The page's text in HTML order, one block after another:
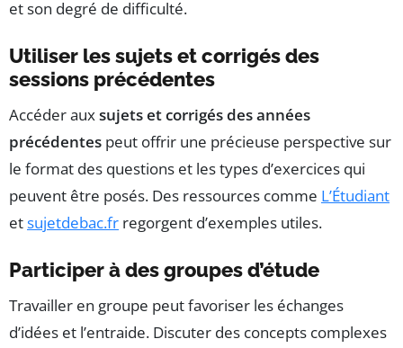
et son degré de difficulté.
Utiliser les sujets et corrigés des
sessions précédentes
Accéder auxsujets et corrigés des années
précédentes peut offrir une précieuse perspective sur
le format des questions et les types d’exercices qui
peuvent être posés. Des ressources comme L’Étudiant
etsujetdebac.fr regorgent d’exemples utiles.
Participer à des groupes d’étude
Travailler en groupe peut favoriser les échanges
d’idées et l’entraide. Discuter des concepts complexes